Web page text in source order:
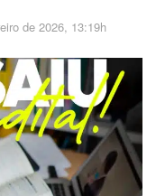
de 2026, 13:19h